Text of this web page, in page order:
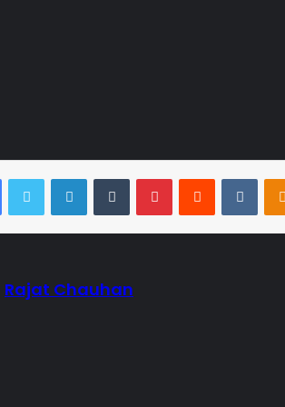
FacebookTwitter LinkedInTumblr PinterestReddit
Rajat Chauhan